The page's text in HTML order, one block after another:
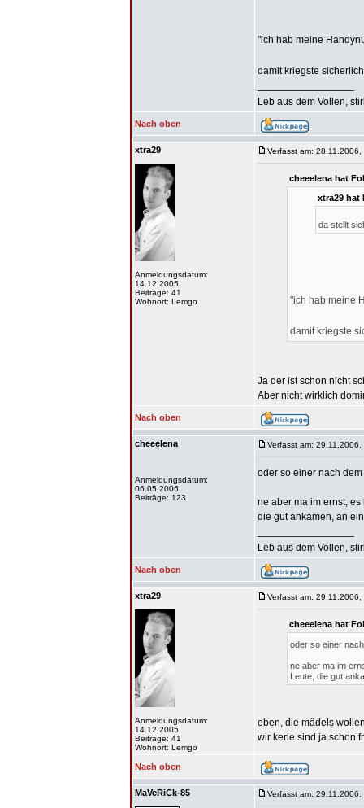
"ich hab meine
damit kriegste
Leb aus dem Vollen,
Nach oben
xtra29
Anmeldungsdatum:
14.12.2005
Beiträge: 41
Wohnort: Lemgo
Verfasst am: 28.11.2006,
cheeelena hat
xtra29 hat
da stellt
"ich hab meine
damit kriegste
Ja der ist schon nicht
Aber nicht wirklich
Nach oben
cheeelena
Anmeldungsdatum:
06.05.2006
Beiträge: 123
Verfasst am: 29.11.2006,
oder so einer nach
ne aber ma im ernst,
die gut ankamen, an
Leb aus dem Vollen,
Nach oben
xtra29
Anmeldungsdatum:
14.12.2005
Beiträge: 41
Wohnort: Lemgo
Verfasst am: 29.11.2006,
cheeelena hat
oder so einer
ne aber ma im
Leute, die gut
eben, die mädels
wir kerle sind ja schon
Nach oben
MaVeRiCk-85 Verfasst am: 29.11.2006,